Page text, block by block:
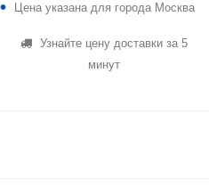
Цена указана для города Москва
Узнайте цену доставки за 5
минут